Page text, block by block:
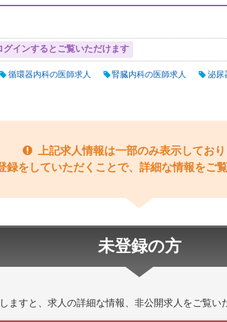
グインするとご覧いただけます
循環器内科の医師求人 腎臓内科の医師求人
泌尿
上記求人情報は一部のみ表示しており
録をしていただくことで、詳細な情報をご覧
未登録の方
ますと、求人の詳細な情報、非公開求人をご覧い